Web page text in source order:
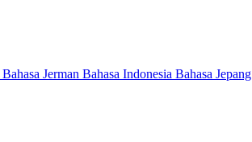
Bahasa Jerman Bahasa Indonesia Bahasa Jepang